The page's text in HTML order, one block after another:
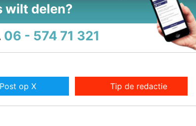
wilt delen?
06 - 574 71 321
Post op X Tip de redactie